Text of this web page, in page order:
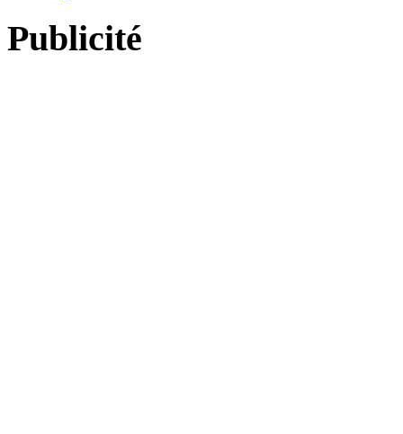
Publicité